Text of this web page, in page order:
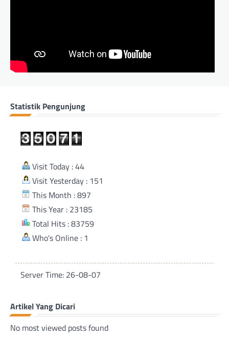
Statistik Pengunjung
Visit Today : 44
Visit Yesterday : 151
This Month : 897
This Year : 23185
Total Hits : 83759
Who's Online : 1
Server Time: 26-08-07
Artikel Yang Dicari
No most viewed posts found